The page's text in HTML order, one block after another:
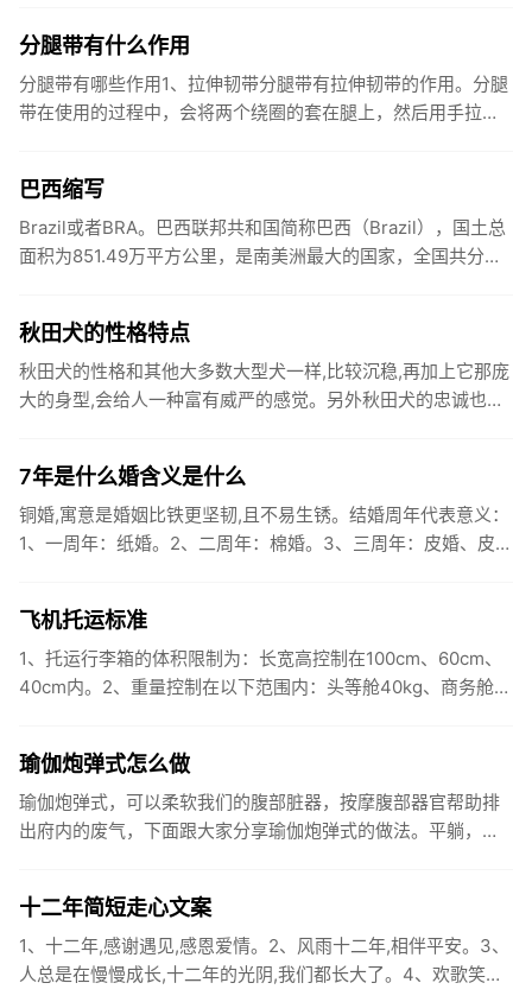
分腿带有什么作用
分腿带有哪些作用1、拉伸韧带分腿带有拉伸韧带的作用。分腿
带在使用的过程中，会将两个绕圈的套在腿上，然后用手拉扯
巴西缩写
Brazil或者BRA。巴西联邦共和国简称巴西（Brazil），国土总
面积为851.49万平方公里，是南美洲最大的国家，全国共分为
秋田犬的性格特点
秋田犬的性格和其他大多数大型犬一样,比较沉稳,再加上它那庞
大的身型,会给人一种富有威严的感觉。另外秋田犬的忠诚也是
7年是什么婚含义是什么
铜婚,寓意是婚姻比铁更坚韧,且不易生锈。结婚周年代表意义：
1、一周年：纸婚。2、二周年：棉婚。3、三周年：皮婚、皮革
飞机托运标准
1、托运行李箱的体积限制为：长宽高控制在100cm、60cm、
40cm内。2、重量控制在以下范围内：头等舱40kg、商务舱
瑜伽炮弹式怎么做
瑜伽炮弹式，可以柔软我们的腹部脏器，按摩腹部器官帮助排
出府内的废气，下面跟大家分享瑜伽炮弹式的做法。平躺，将
十二年简短走心文案
1、十二年,感谢遇见,感恩爱情。2、风雨十二年,相伴平安。3、
人总是在慢慢成长,十二年的光阴,我们都长大了。4、欢歌笑语